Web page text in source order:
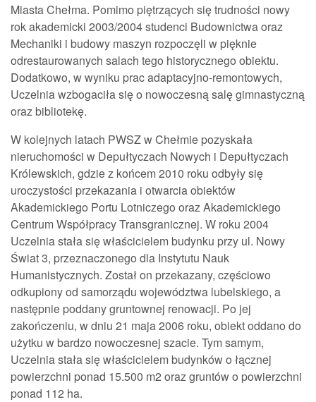
Miasta Chełma. Pomimo piętrzących się trudności nowy
rok akademicki 2003/2004 studenci Budownictwa oraz
Mechaniki i budowy maszyn rozpoczęli w pięknie
odrestaurowanych salach tego historycznego obiektu.
Dodatkowo, w wyniku prac adaptacyjno-remontowych,
Uczelnia wzbogaciła się o nowoczesną salę gimnastyczną
oraz bibliotekę.
W kolejnych latach PWSZ w Chełmie pozyskała
nieruchomości w Depułtyczach Nowych i Depułtyczach
Królewskich, gdzie z końcem 2010 roku odbyły się
uroczystości przekazania i otwarcia obiektów
Akademickiego Portu Lotniczego oraz Akademickiego
Centrum Współpracy Transgranicznej. W roku 2004
Uczelnia stała się właścicielem budynku przy ul. Nowy
Świat 3, przeznaczonego dla Instytutu Nauk
Humanistycznych. Został on przekazany, częściowo
odkupiony od samorządu województwa lubelskiego, a
następnie poddany gruntownej renowacji. Po jej
zakończeniu, w dniu 21 maja 2006 roku, obiekt oddano do
użytku w bardzo nowoczesnej szacie. Tym samym,
Uczelnia stała się właścicielem budynków o łącznej
powierzchni ponad 15.500 m2 oraz gruntów o powierzchni
ponad 112 ha.